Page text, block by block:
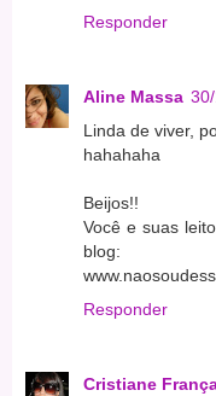
Responder
Aline Massa
Linda de viver,
hahahaha
Beijos!!
Você e suas
blog:
Responder
Cristiane